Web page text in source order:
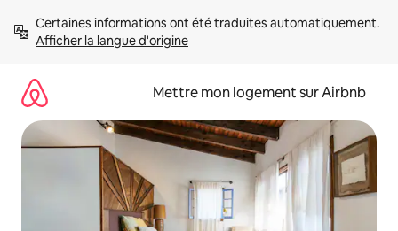
directement
Afficher la langue d'origine
Mettre mon logement sur Airbnb